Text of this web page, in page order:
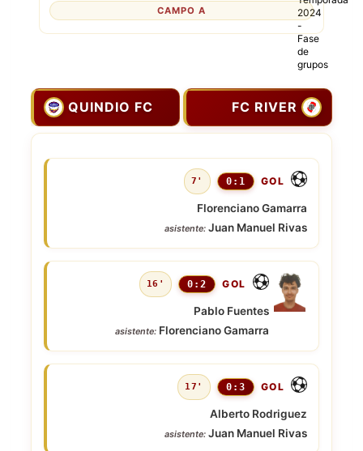
CAMPO A
QUINDIO FC FC RIVER
7' 0:1 GOL
Florenciano Gamarra
asistente: Juan Manuel Rivas
16' 0:2 GOL
Pablo Fuentes
asistente: Florenciano Gamarra
17' 0:3 GOL
Alberto Rodriguez
asistente: Juan Manuel Rivas